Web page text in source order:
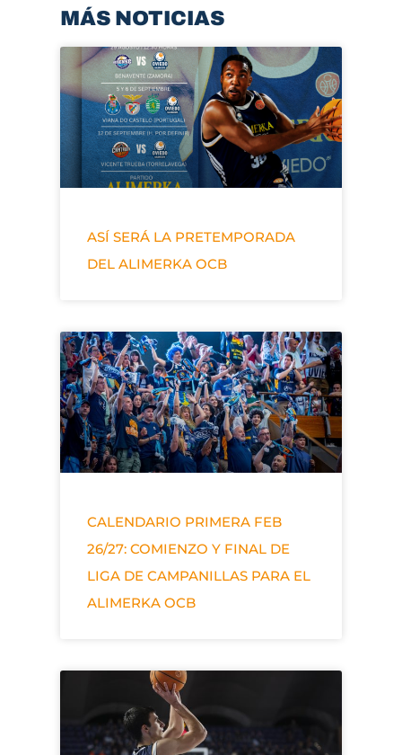
MÁS NOTICIAS
ASÍ SERÁ LA PRETEMPORADA
DEL ALIMERKA OCB
CALENDARIO PRIMERA FEB
26/27: COMIENZO Y FINAL DE
LIGA DE CAMPANILLAS PARA EL
ALIMERKA OCB